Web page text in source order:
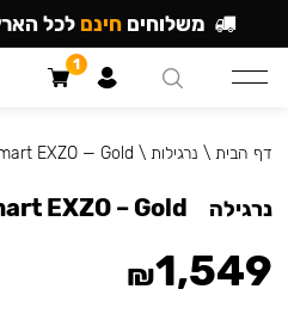
דף הבית \ נרגילות \
EXZO — Gold
נרגילה EXZO – Gold
₪1,549
משלוחים חינם לכל הארץ
1